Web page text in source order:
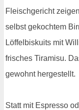
Fleischgericht
selbst gekochtem
Löffelbiskuits mit
frisches Tiramisu.
gewohnt hergestellt.
Statt mit Espresso